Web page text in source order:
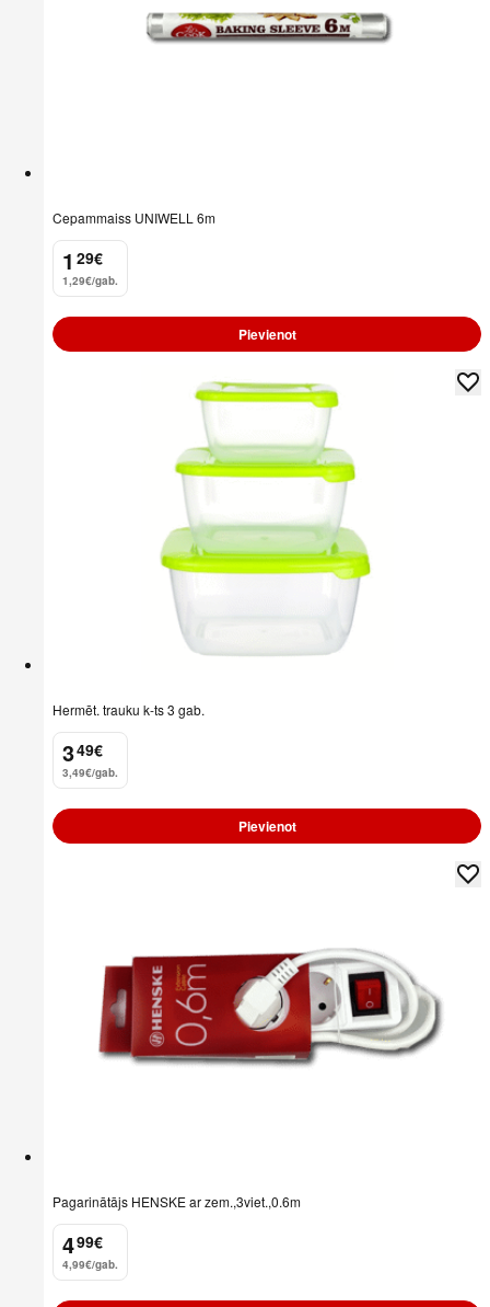
Cepammaiss UNIWELL 6m
1
. 29€
1,29€/gab.
Pievienot
Hermēt. trauku k-ts 3 gab.
3
. 49€
3,49€/gab.
Pievienot
Pagarinātājs HENSKE ar zem.,3viet.,0.6m
4
. 99€
4,99€/gab.